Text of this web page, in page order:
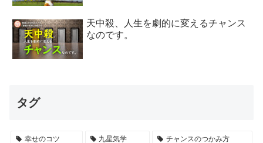
天中殺、人生を劇的に変えるチャンス
なのです。
タグ
幸せのコツ 九星気学 チャンスのつかみ方